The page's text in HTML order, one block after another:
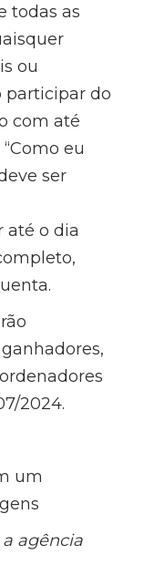
todas as
ou
participar do
com até
eu
ser
até o dia
2024.
um
agência